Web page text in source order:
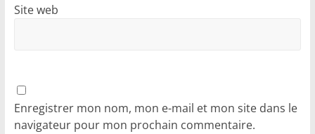
Site web
Enregistrer mon nom, mon e-mail et mon site dans le
navigateur pour mon prochain commentaire.